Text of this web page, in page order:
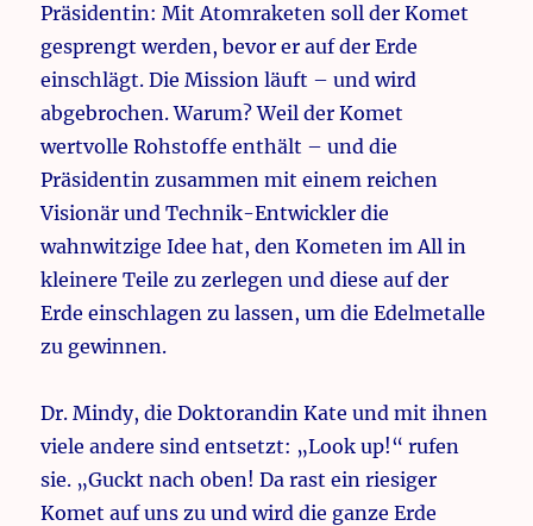
Präsidentin: Mit Atomraketen soll der Komet
gesprengt werden, bevor er auf der Erde
einschlägt. Die Mission läuft – und wird
abgebrochen. Warum? Weil der Komet
wertvolle Rohstoffe enthält – und die
Präsidentin zusammen mit einem reichen
Visionär und Technik-Entwickler die
wahnwitzige Idee hat, den Kometen im All in
kleinere Teile zu zerlegen und diese auf der
Erde einschlagen zu lassen, um die Edelmetalle
zu gewinnen.
Dr. Mindy, die Doktorandin Kate und mit ihnen
viele andere sind entsetzt: „Look up!“ rufen
sie. „Guckt nach oben! Da rast ein riesiger
Komet auf uns zu und wird die ganze Erde